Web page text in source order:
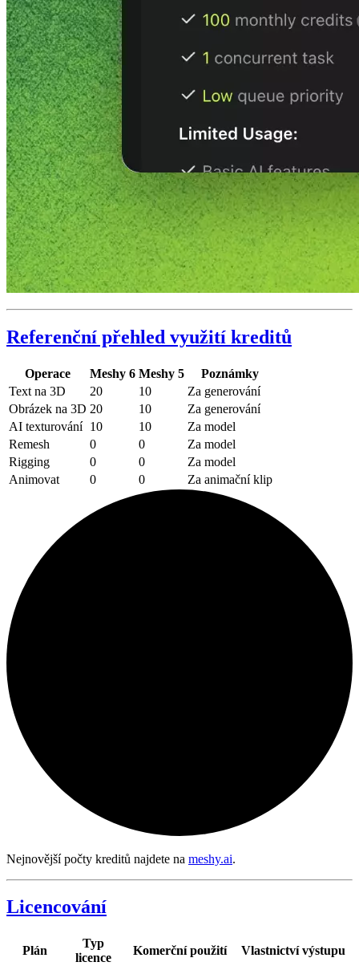
Referenční přehled využití kreditů
Operace Meshy 6 Meshy 5
Poznámky
Text na 3D
20 10
Za generování
Obrázek na 3D 20 10
Za generování
AI texturování 10 10
Za model
Remesh
0 0
Za model
Rigging
0 0
Za model
Animovat
0 0 Za animační klip
Nejnovější počty kreditů najdete na meshy.ai.
Licencování
Plán
Typ
licence
Komerční použití Vlastnictví výstupu